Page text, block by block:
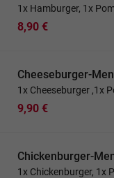
1x Hamburger, 1x
8,90 €
Cheeseburger-
1x Cheeseburger ,1x
9,90 €
Chickenburger-
1x Chickenburger, 1x